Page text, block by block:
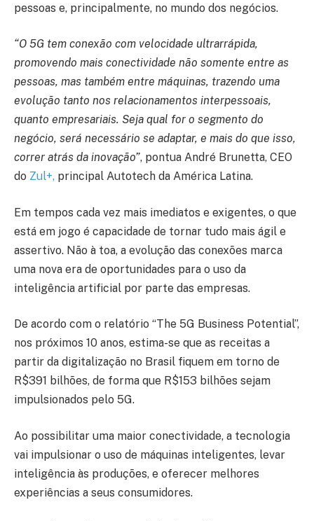
pessoas e, principalmente, no mundo dos negócios.
“O 5G tem conexão com velocidade ultrarrápida,
promovendo mais conectividade não somente entre as
pessoas, mas também entre máquinas, trazendo uma
evolução tanto nos relacionamentos interpessoais,
quanto empresariais. Seja qual for o segmento do
negócio, será necessário se adaptar, e mais do que isso,
correr atrás da inovação”, pontua André Brunetta, CEO
do Zul+, principal Autotech da América Latina.
Em tempos cada vez mais imediatos e exigentes, o que
está em jogo é capacidade de tornar tudo mais ágil e
assertivo. Não à toa, a evolução das conexões marca
uma nova era de oportunidades para o uso da
inteligência artificial por parte das empresas.
De acordo com o relatório “The 5G Business Potential”,
nos próximos 10 anos, estima-se que as receitas a
partir da digitalização no Brasil fiquem em torno de
R$391 bilhões, de forma que R$153 bilhões sejam
impulsionados pelo 5G.
Ao possibilitar uma maior conectividade, a tecnologia
vai impulsionar o uso de máquinas inteligentes, levar
inteligência às produções, e oferecer melhores
experiências a seus consumidores.